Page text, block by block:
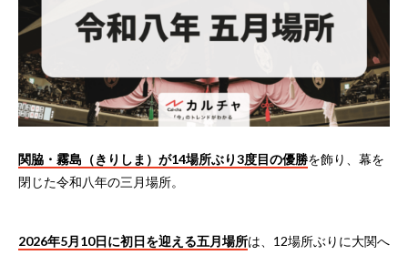
関脇・霧島（きりしま）が14場所ぶり3度目の優勝を飾り、幕を
閉じた令和八年の三月場所。
2026年5月10日に初日を迎える五月場所は、12場所ぶりに大関へ